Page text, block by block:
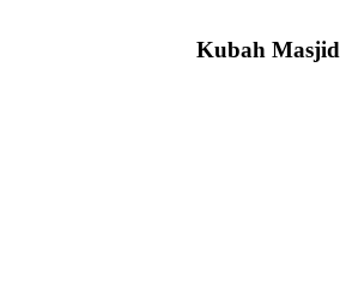
Kubah Masjid